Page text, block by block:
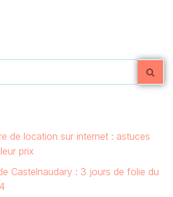
de location sur internet : astuces
prix
Castelnaudary : 3 jours de folie du